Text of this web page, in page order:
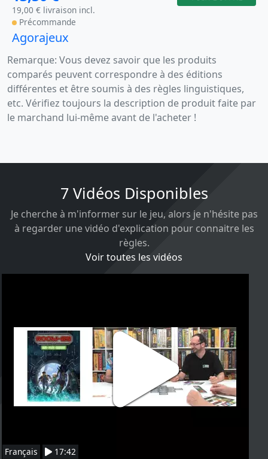
19,00 € livraison incl.
Précommande
Agorajeux
Remarque: Vous devez savoir que les produits
comparés peuvent correspondre à des éditions
différentes et être soumis à des règles linguistiques,
etc. Vérifiez toujours la description de produit faite par
le marchand lui-même avant de l'acheter !
7 Vidéos Disponibles
Je cherche à m'informer sur le jeu, alors je n'hésite pas
à regarder une vidéo d'explication pour connaitre les
règles.
Voir toutes les vidéos
Français 17:42